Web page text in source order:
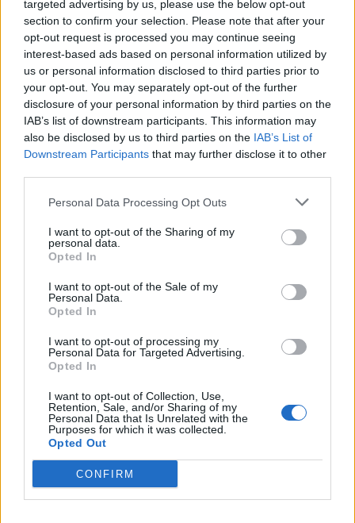
targeted advertising by us, please use the below opt-out
section to confirm your selection. Please note that after your
opt-out request is processed you may continue seeing
interest-based ads based on personal information utilized by
us or personal information disclosed to third parties prior to
your opt-out. You may separately opt-out of the further
disclosure of your personal information by third parties on the
IAB’s list of downstream participants. This information may
also be disclosed by us to third parties on the IAB’s List of
Downstream Participants that may further disclose it to other
Personal Data Processing Opt Outs
I want to opt-out of the Sharing of my
personal data.
Opted In
I want to opt-out of the Sale of my
Personal Data.
Opted In
I want to opt-out of processing my
Personal Data for Targeted Advertising.
Opted In
I want to opt-out of Collection, Use,
Retention, Sale, and/or Sharing of my
Personal Data that Is Unrelated with the
Purposes for which it was collected.
Opted Out
CONFIRM
2026. július 28., kedd
Szentségtörő üzenetek és
vandalizmus a medjugorjei Mária-
gyújtogatást